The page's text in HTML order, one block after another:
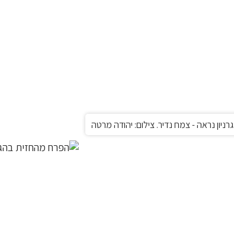
גרניון נראה - צמח נדיר. צילום: יהודה מרטה